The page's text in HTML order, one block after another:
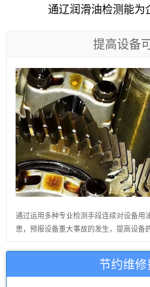
通辽润滑油检测能为
提高设备
通过运用多种专业检测手段连续对设备用
患，预报设备重大事故的发生，提高设备
节约维修